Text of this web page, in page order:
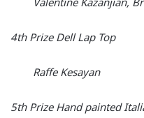
4thPrize Dell Lap Top
Raffe Kesayan
5thPrize Hand painted